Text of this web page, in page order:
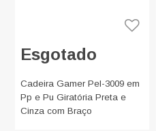
Esgotado
Cadeira Gamer Pel-3009 em
Pp e Pu Giratória Preta e
Cinza com Braço